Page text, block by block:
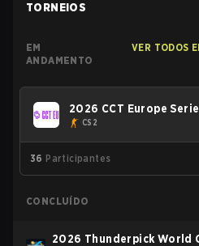
TORNEIOS
EM
ANDAMENTO
VER TODOS
2026 CCT Europe
CS2
36 Participantes
CONCLUÍDO
2026 Thunderpick World